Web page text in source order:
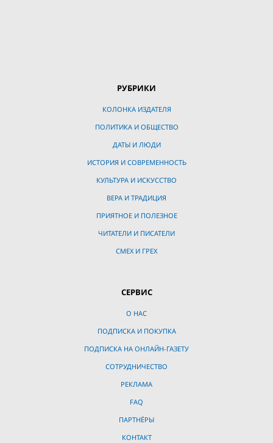
РУБРИКИ
КОЛОНКА ИЗДАТЕЛЯ
ПОЛИТИКА И ОБЩЕСТВО
ДАТЫ И ЛЮДИ
ИСТОРИЯ И СОВРЕМЕННОСТЬ
КУЛЬТУРА И ИСКУССТВО
ВЕРА И ТРАДИЦИЯ
ПРИЯТНОЕ И ПОЛЕЗНОЕ
ЧИТАТЕЛИ И ПИСАТЕЛИ
СМЕХ И ГРЕХ
СЕРВИС
О НАС
ПОДПИСКА И ПОКУПКА
ПОДПИСКА НА ОНЛАЙН-ГАЗЕТУ
СОТРУДНИЧЕСТВО
РЕКЛАМА
FAQ
ПАРТНЁРЫ
КОНТАКТ